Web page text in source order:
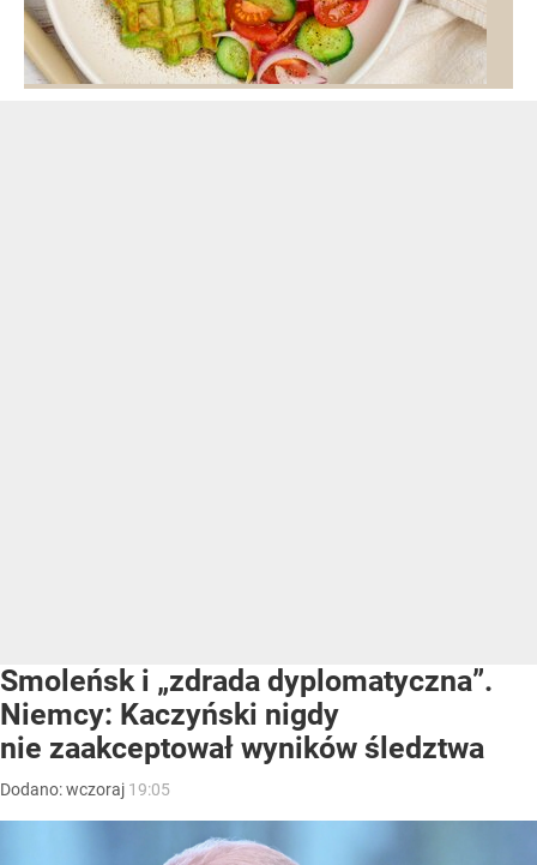
Smoleńsk i „zdrada dyplomatyczna”.
Niemcy: Kaczyński nigdy
nie zaakceptował wyników śledztwa
Dodano:wczoraj 19:05